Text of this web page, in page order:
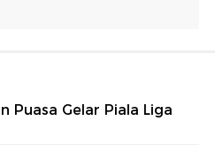
Puasa Gelar Piala Liga